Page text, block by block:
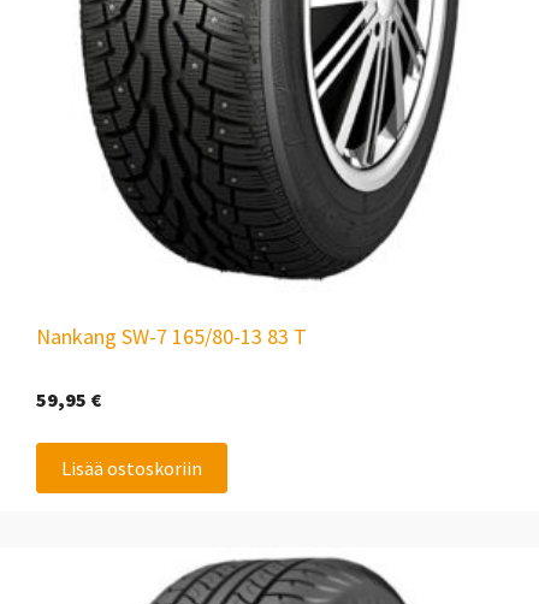
Nankang SW-7 165/80-13 83 T
59,95 €
Lisää ostoskoriin